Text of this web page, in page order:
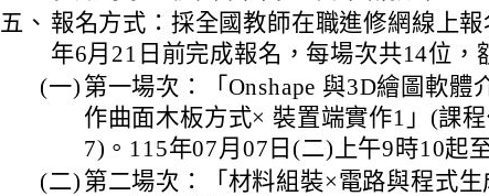
五、 報名方式：採全國教師在職進修網線上
年6月21日前完成報名，每場次共14位，
(一) 第一場次：「Onshape 與3D繪圖軟體
作曲面木板方式× 裝置端實作1」(課
7)。115年07月07日(二)上午9時10起
(二) 第二場次：「材料組裝×電路與程式